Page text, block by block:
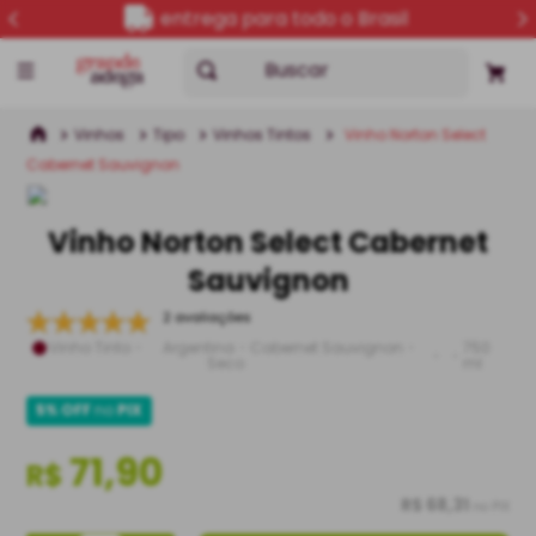
entrega para todo o Brasil
Buscar
Vinhos Tipo Vinhos Tintos
Vinho Norton Select
Cabernet Sauvignon
Vinho Norton Select Cabernet
Sauvignon
2 avaliações
5% OFFnoPIX
R$71,90
R$ 68,31